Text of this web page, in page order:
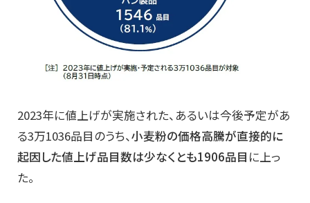
2023年に値上げが実施された、あるいは今後予定があ
る3万1036品目のうち、小麦粉の価格高騰が直接的に
起因した値上げ品目数は少なくとも1906品目 に上っ
た。